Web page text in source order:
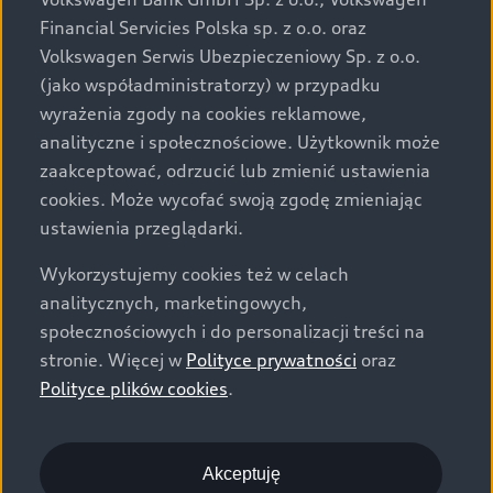
za dopłatą. Wiążące ustalenie ceny, wyposażenia i
specyfikacji pojazdu następują w umowie sprzedaży, a
określenie parametrów technicznych zawiera
świadectwo homologacji typu pojazdu. Zastrzegamy
sobie prawo do zmian i pomyłek. Wszelkie informacje
prezentowane na stronie są aktualne na dzień ich
zamieszczania. W celu uzyskania najnowszych
informacji prosimy kontaktować się z Partnerem Marki
Audi.
Wszystkie produkowane obecnie samochody marki Audi
są wykonywane z materiałów spełniających pod
względem możliwości odzysku i recyklingu wymagania
określone w normie ISO 22628 i są zgodne z
europejskimi świadectwami homologacji wydanymi wg
o.o. podlega obowiązkowi zapewnienia wszystkim
użytkownikom samochodów marki Volkswagen sieci
Financial Servicies Polska sp. z o.o. oraz
Volkswagen Serwis Ubezpieczeniowy Sp. z o.o.
(jako współadministratorzy) w przypadku
wyrażenia zgody na cookies reklamowe,
analityczne i społecznościowe. Użytkownik może
zaakceptować, odrzucić lub zmienić ustawienia
cookies. Może wycofać swoją zgodę zmieniając
ustawienia przeglądarki.
Wykorzystujemy cookies też w celach
analitycznych, marketingowych,
społecznościowych i do personalizacji treści na
stronie. Więcej w Polityce prywatności oraz
Polityce plików cookies.
Akceptuję